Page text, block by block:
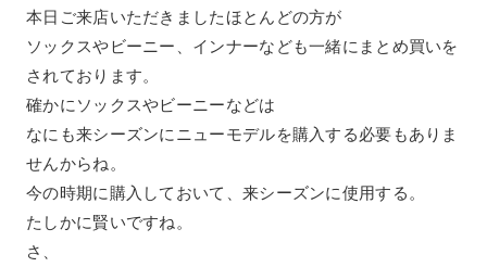
本日ご来店いただきましたほとんどの方が
ソックスやビーニー、インナーなども一緒にまとめ買いを
されております。
確かにソックスやビーニーなどは
なにも来シーズンにニューモデルを購入する必要もありま
せんからね。
今の時期に購入しておいて、来シーズンに使用する。
たしかに賢いですね。
さ、